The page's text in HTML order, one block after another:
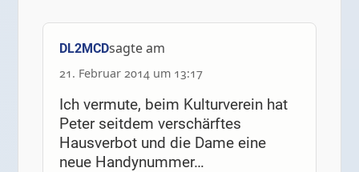
DL2MCDsagte am
21. Februar 2014 um 13:17
Ich vermute, beim Kulturverein hat
Peter seitdem verschärftes
Hausverbot und die Dame eine
neue Handynummer…